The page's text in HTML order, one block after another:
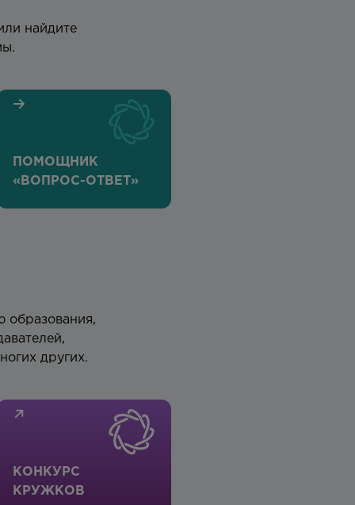
найдите
ПОМОЩНИК
«ВОПРОС-ОТВЕТ»
образования,
других.
КОНКУРС
КРУЖКОВ